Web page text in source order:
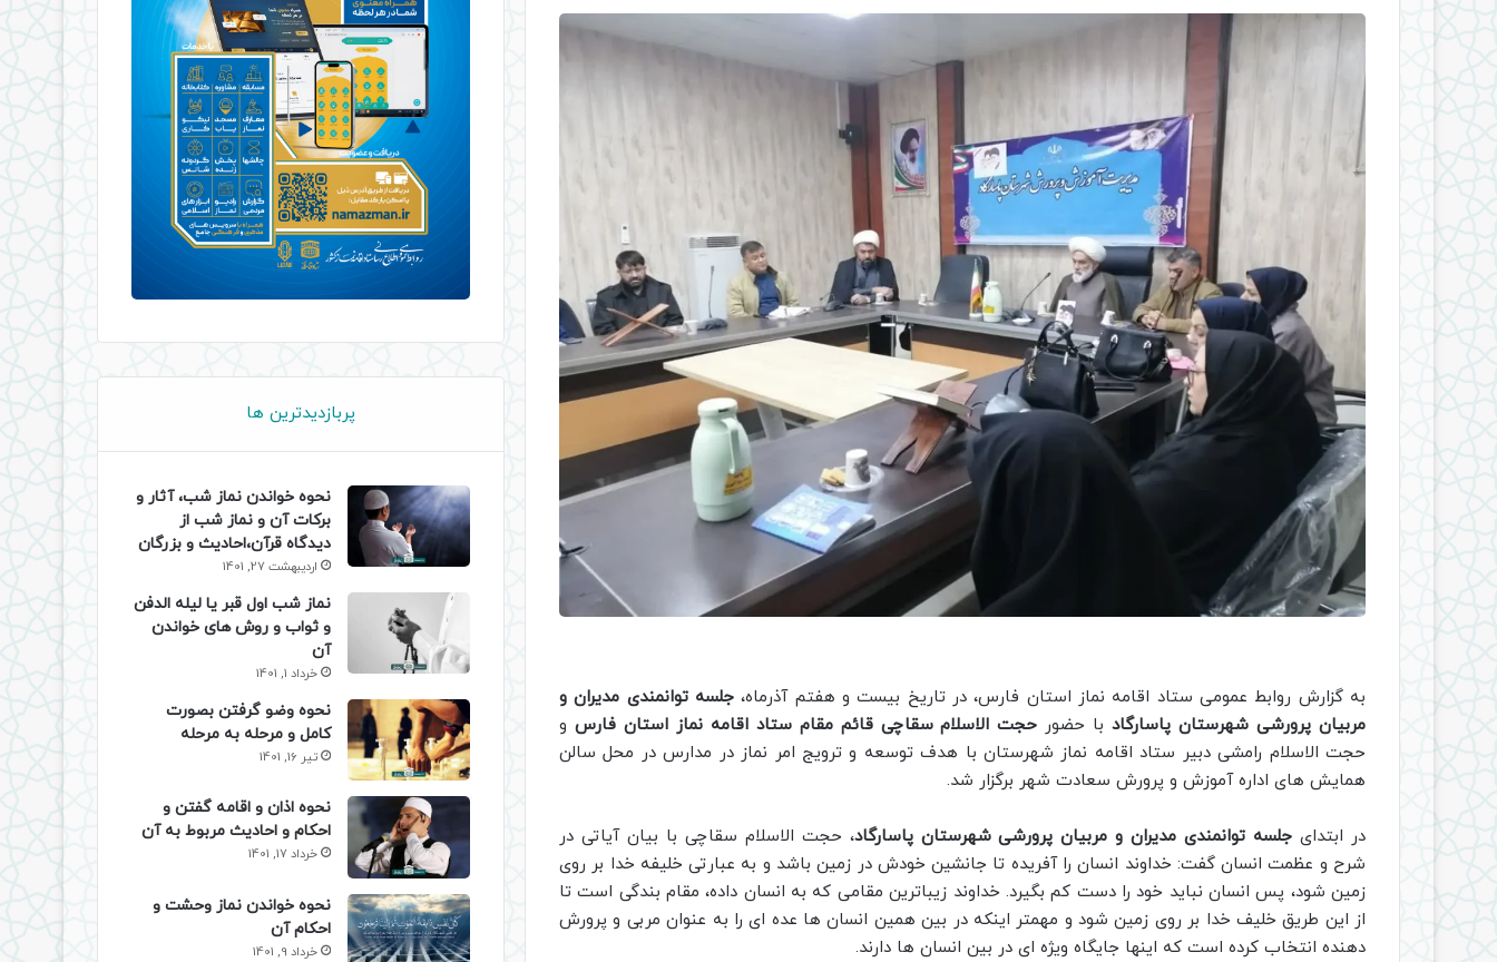
به گزارش روابط عمومی ستاد اقامه نماز استان فارس، در تاریخ بیست و هفتم آذرماه، جلسه توانمندی مدیران و
مربیان پرورشی شهرستان پاسارگادبا حضور حجت الاسلام سقاچی قائم مقام ستاد اقامه نماز استان فارس و
حجت الاسلام رامشی دبیر ستاد اقامه نماز شهرستان با هدف توسعه و ترویج امر نماز در مدارس در محل سالن
همایش های اداره آموزش و پرورش سعادت شهر برگزار شد.
در ابتدای جلسه توانمندی مدیران و مربیان پرورشی شهرستان پاسارگاد، حجت الاسلام سقاچی با بیان آیاتی در
شرح و عظمت انسان گفت: خداوند انسان را آفریده تا جانشین خودش در زمین باشد و به عبارتی خلیفه خدا بر روی
زمین شود، پس انسان نباید خود را دست کم بگیرد. خداوند زیباترین مقامی که به انسان داده، مقام بندگی است تا
از این طریق خلیف خدا بر روی زمین شود و مهمتر اینکه در بین همین انسان ها عده ای را به عنوان مربی و پرورش
دهنده انتخاب کرده است که اینها جایگاه ویژه ای در بین انسان ها دارند.
پربازدیدترین ها
نحوه خواندن نماز شب، آثار و
برکات آن و نماز شب از
دیدگاه قرآن،احادیث و بزرگان
اردیبهشت 27, 1401
نماز شب اول قبر یا لیله الدفن
و ثواب و روش های خواندن
آن
خرداد 1, 1401
نحوه وضو گرفتن بصورت
کامل و مرحله به مرحله
تیر 16, 1401
نحوه اذان و اقامه گفتن و
احکام و احادیث مربوط به آن
خرداد 17, 1401
نحوه خواندن نماز وحشت و
احکام آن
خرداد 9, 1401